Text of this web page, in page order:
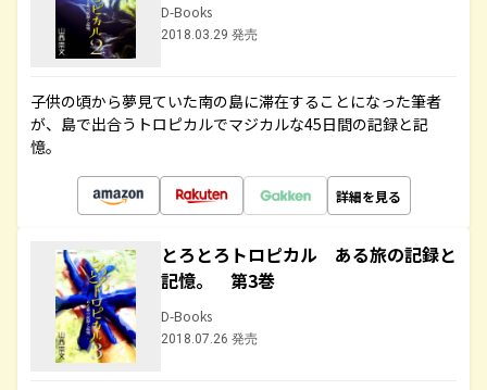
D-Books
2018.03.29 発売
子供の頃から夢見ていた南の島に滞在することになった筆者
が、島で出合うトロピカルでマジカルな45日間の記録と記
憶。
詳細を見る
とろとろトロピカル ある旅の記録と
記憶。 第3巻
D-Books
2018.07.26 発売